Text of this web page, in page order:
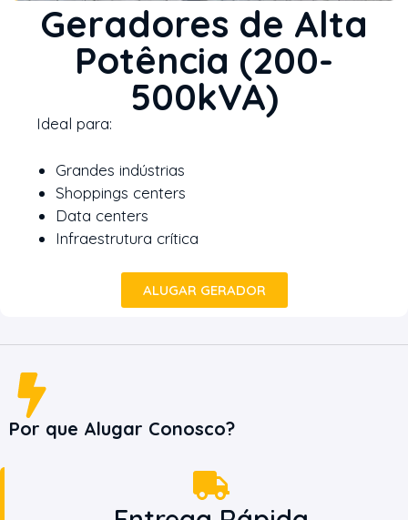
Geradores de Alta
Potência (200-
500kVA)
Ideal para:
Grandes indústrias
Shoppings centers
Data centers
Infraestrutura crítica
ALUGAR GERADOR
Por que Alugar Conosco?